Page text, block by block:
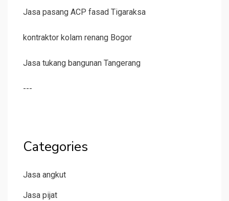
Jasa pasang ACP fasad Tigaraksa
kontraktor kolam renang Bogor
Jasa tukang bangunan Tangerang
---
Categories
Jasa angkut
Jasa pijat